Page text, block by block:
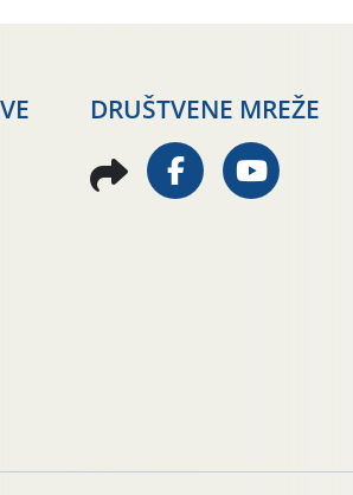
DRUŠTVENE MREŽE